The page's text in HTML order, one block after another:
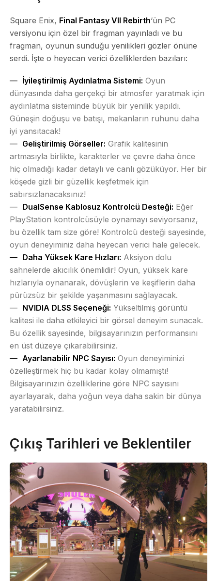
Square Enix, Final Fantasy VII Rebirth‘ün PC
versiyonu için özel bir fragman yayınladı ve bu
fragman, oyunun sunduğu yenilikleri gözler önüne
serdi. İşte o heyecan verici özelliklerden bazıları:
İyileştirilmiş Aydınlatma Sistemi: Oyun
dünyasında daha gerçekçi bir atmosfer yaratmak için
aydınlatma sisteminde büyük bir yenilik yapıldı.
Güneşin doğuşu ve batışı, mekanların ruhunu daha
iyi yansıtacak!
Geliştirilmiş Görseller: Grafik kalitesinin
artmasıyla birlikte, karakterler ve çevre daha önce
hiç olmadığı kadar detaylı ve canlı gözüküyor. Her bir
köşede gizli bir güzellik keşfetmek için
sabırsızlanacaksınız!
DualSense Kablosuz Kontrolcü Desteği: Eğer
PlayStation kontrolcüsüyle oynamayı seviyorsanız,
bu özellik tam size göre! Kontrolcü desteği sayesinde,
oyun deneyiminiz daha heyecan verici hale gelecek.
Daha Yüksek Kare Hızları: Aksiyon dolu
sahnelerde akıcılık önemlidir! Oyun, yüksek kare
hızlarıyla oynanarak, dövüşlerin ve keşiflerin daha
pürüzsüz bir şekilde yaşanmasını sağlayacak.
NVIDIA DLSS Seçeneği: Yükseltilmiş görüntü
kalitesi ile daha etkileyici bir görsel deneyim sunacak.
Bu özellik sayesinde, bilgisayarınızın performansını
en üst düzeye çıkarabilirsiniz.
Ayarlanabilir NPC Sayısı: Oyun deneyiminizi
özelleştirmek hiç bu kadar kolay olmamıştı!
Bilgisayarınızın özelliklerine göre NPC sayısını
ayarlayarak, daha yoğun veya daha sakin bir dünya
yaratabilirsiniz.
Çıkış Tarihleri ve Beklentiler